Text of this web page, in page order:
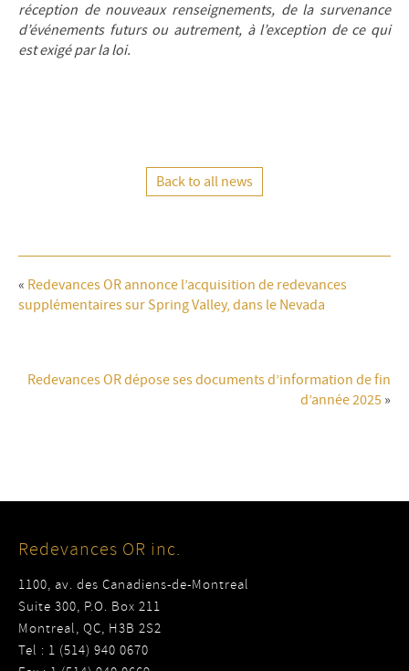
réception de nouveaux renseignements, de la survenance
d’événements futurs ou autrement, à l’exception de ce qui
est exigé par la loi.
Back to all news
« Redevances OR annonce l’acquisition de redevances
supplémentaires sur Spring Valley, dans le Nevada
Redevances OR dépose ses documents d’information de fin
d’année 2025 »
Redevances OR inc.
1100, av. des Canadiens-de-Montreal
Suite 300, P.O. Box 211
Montreal, QC, H3B 2S2
Tel : 1 (514) 940 0670